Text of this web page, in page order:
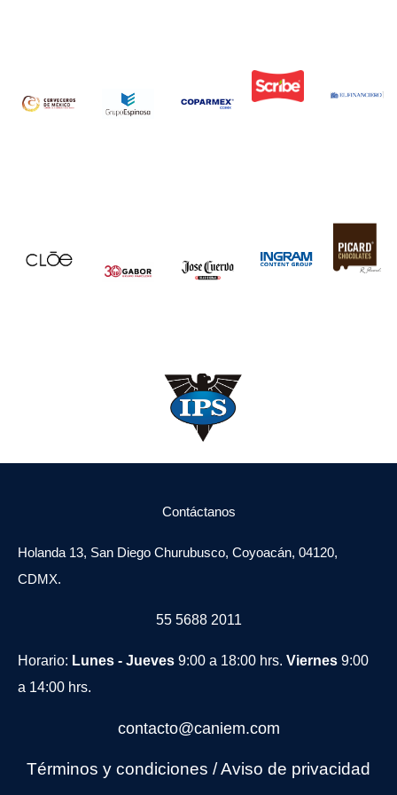
Contáctanos
Holanda 13, San Diego Churubusco, Coyoacán, 04120,
CDMX.
55 5688 2011
Horario: Lunes - Jueves 9:00 a 18:00 hrs. Viernes 9:00
a 14:00 hrs.
contacto@caniem.com
Términos y condiciones /Aviso de privacidad